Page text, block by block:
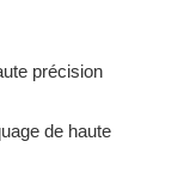
précision
de haute